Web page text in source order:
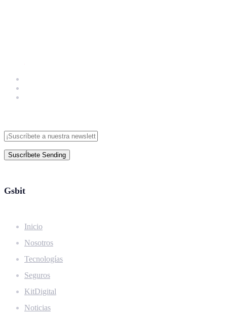
SuscrÍbete Sending
Gsbit
Inicio
Nosotros
Tecnologías
Seguros
KitDigital
Noticias